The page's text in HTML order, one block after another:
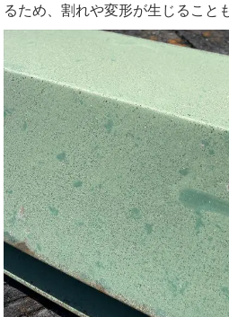
るため、割れや変形が生じること